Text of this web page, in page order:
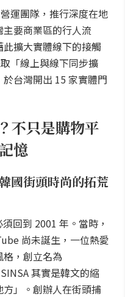
運團隊，推行深度在地
要商業區的行人流
擴大實體線下的接觸
「線上與線下同步擴
台灣開出 15 家實體門
不只是購物平
憶
國街頭時尚的拓荒
回到 2001 年。當時，
尚未誕生，一位熱愛
，創立名為
其實是韓文的縮
」。創辦人在街頭捕